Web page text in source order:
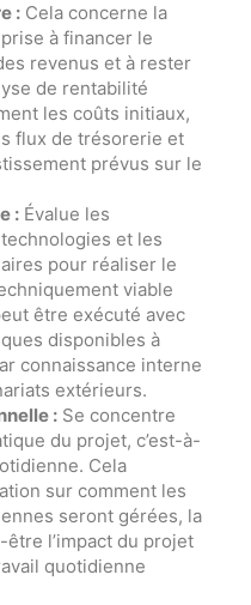
: Cela concerne la
à financer le
revenus et à rester
de rentabilité
les coûts initiaux,
flux de trésorerie et
prévus sur le
: Évalue les
et les
pour réaliser le
viable
être exécuté avec
disponibles à
connaissance interne
extérieurs.
: Se concentre
du projet, c’est-à-
Cela
sur comment les
seront gérées, la
l’impact du projet
quotidienne